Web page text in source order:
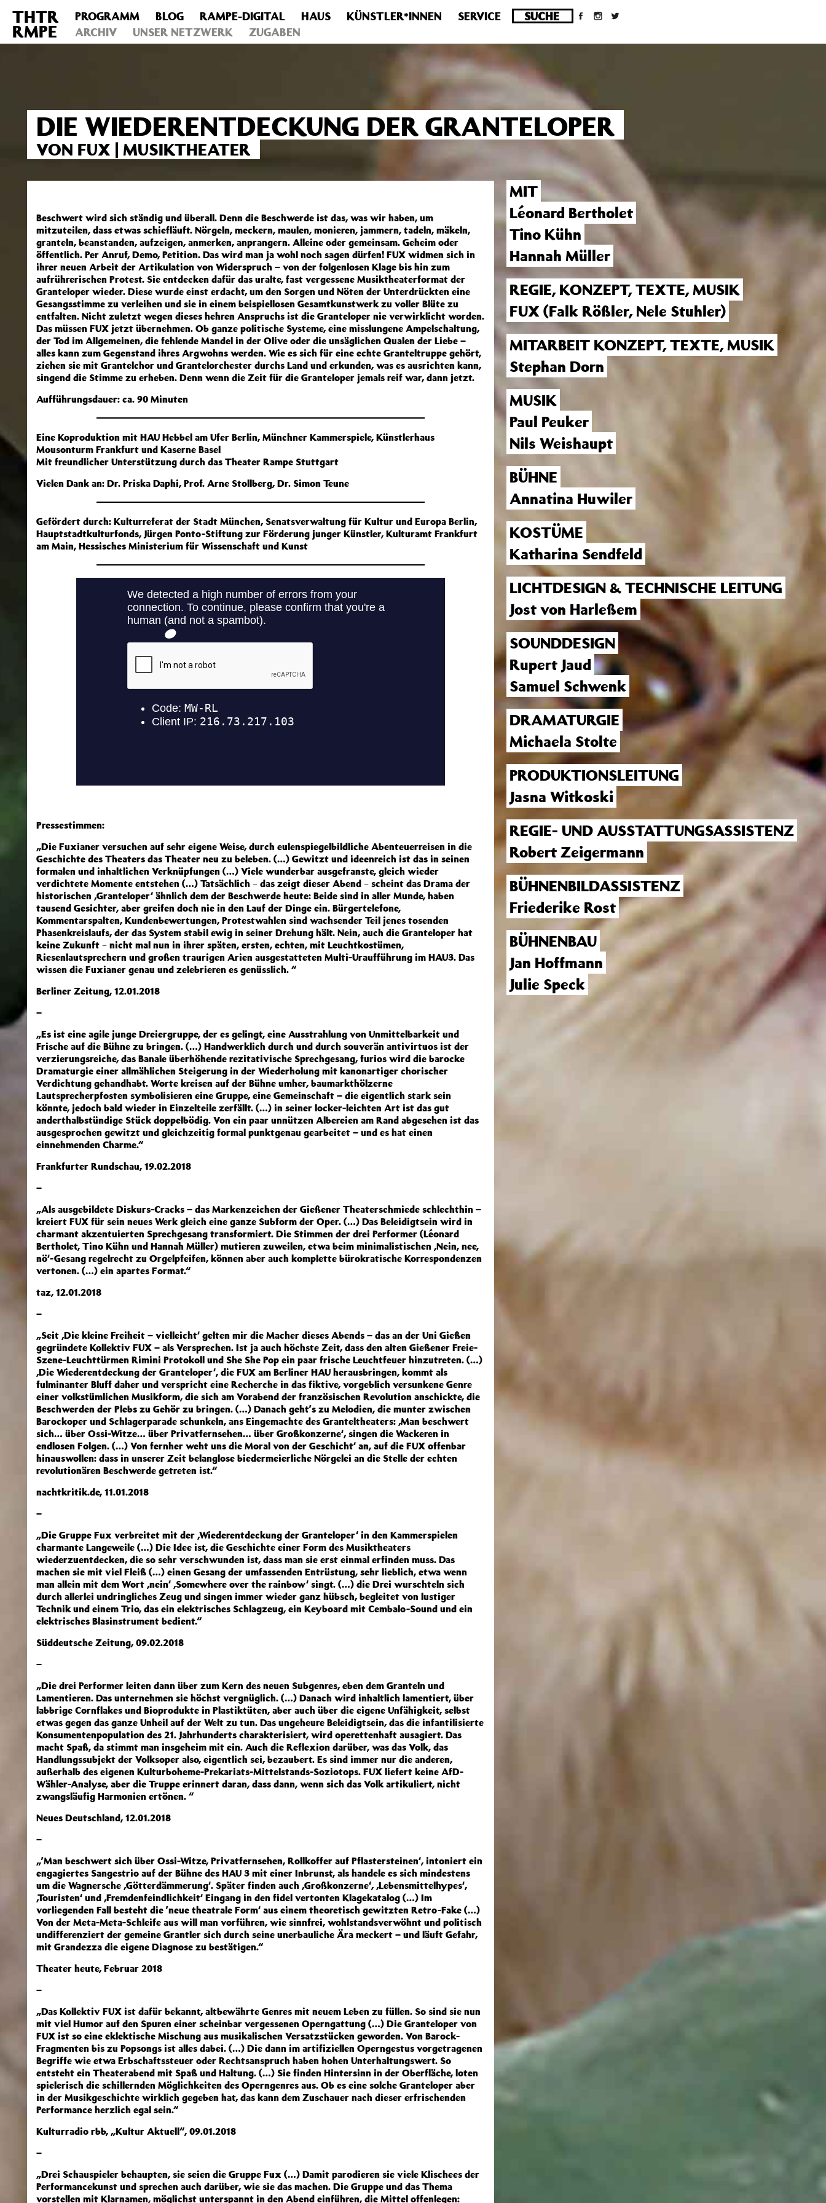
Deprecated : Die Funktion post_permalink ist seit Version 4.4.0 veraltet! Verwende stattdessen get_permalink(). in
/homepages/10/d43051023/htdocs/wordpress/wp-
includes/functions.phpon line6031
THTR
RMPE
PROGRAMM BLOG RAMPE-DIGITAL HAUS KÜNSTLER*INNEN
SERVICE
ARCHIV
UNSER NETZWERK ZUGABEN
DIE WIEDERENTDECKUNG DER GRANTELOPER
VON FUX | MUSIKTHEATER
Beschwert wird sich ständig und überall. Denn die Beschwerde ist das, was wir haben, um
mitzuteilen, dass etwas schiefläuft. Nörgeln, meckern, maulen, monieren, jammern, tadeln, mäkeln,
granteln, beanstanden, aufzeigen, anmerken, anprangern. Alleine oder gemeinsam. Geheim oder
öffentlich. Per Anruf, Demo, Petition. Das wird man ja wohl noch sagen dürfen! FUX widmen sich in
ihrer neuen Arbeit der Artikulation von Widerspruch – von der folgenlosen Klage bis hin zum
aufrührerischen Protest. Sie entdecken dafür das uralte, fast vergessene Musiktheaterformat der
Granteloper wieder. Diese wurde einst erdacht, um den Sorgen und Nöten der Unterdrückten eine
Gesangsstimme zu verleihen und sie in einem beispiellosen Gesamtkunstwerk zu voller Blüte zu
entfalten. Nicht zuletzt wegen dieses hehren Anspruchs ist die Granteloper nie verwirklicht worden.
Das müssen FUX jetzt übernehmen. Ob ganze politische Systeme, eine misslungene Ampelschaltung,
der Tod im Allgemeinen, die fehlende Mandel in der Olive oder die unsäglichen Qualen der Liebe –
alles kann zum Gegenstand ihres Argwohns werden. Wie es sich für eine echte Granteltruppe gehört,
ziehen sie mit Grantelchor und Grantelorchester durchs Land und erkunden, was es ausrichten kann,
singend die Stimme zu erheben. Denn wenn die Zeit für die Granteloper jemals reif war, dann jetzt.
Aufführungsdauer: ca. 90 Minuten
Eine Koproduktion mit HAU Hebbel am Ufer Berlin, Münchner Kammerspiele, Künstlerhaus
Mousonturm Frankfurt und Kaserne Basel
Mit freundlicher Unterstützung durch das Theater Rampe Stuttgart
Vielen Dank an: Dr. Priska Daphi, Prof. Arne Stollberg, Dr. Simon Teune
Gefördert durch: Kulturreferat der Stadt München, Senatsverwaltung für Kultur und Europa Berlin,
Hauptstadtkulturfonds, Jürgen Ponto-Stiftung zur Förderung junger Künstler, Kulturamt Frankfurt
am Main, Hessisches Ministerium für Wissenschaft und Kunst
Pressestimmen:
„Die Fuxianer versuchen auf sehr eigene Weise, durch eulenspiegelbildliche Abenteuerreisen in die
Geschichte des Theaters das Theater neu zu beleben. (…) Gewitzt und ideenreich ist das in seinen
formalen und inhaltlichen Verknüpfungen (…) Viele wunderbar ausgefranste, gleich wieder
verdichtete Momente entstehen (…) Tatsächlich − das zeigt dieser Abend − scheint das Drama der
historischen ‚Granteloper‘ ähnlich dem der Beschwerde heute: Beide sind in aller Munde, haben
tausend Gesichter, aber greifen doch nie in den Lauf der Dinge ein. Bürgertelefone,
Kommentarspalten, Kundenbewertungen, Protestwahlen sind wachsender Teil jenes tosenden
Phasenkreislaufs, der das System stabil ewig in seiner Drehung hält. Nein, auch die Granteloper hat
keine Zukunft − nicht mal nun in ihrer späten, ersten, echten, mit Leuchtkostümen,
Riesenlautsprechern und großen traurigen Arien ausgestatteten Multi-Uraufführung im HAU3. Das
wissen die Fuxianer genau und zelebrieren es genüsslich. “
Berliner Zeitung, 12.01.2018
–
„Es ist eine agile junge Dreiergruppe, der es gelingt, eine Ausstrahlung von Unmittelbarkeit und
Frische auf die Bühne zu bringen. (…) Handwerklich durch und durch souverän antivirtuos ist der
verzierungsreiche, das Banale überhöhende rezitativische Sprechgesang, furios wird die barocke
Dramaturgie einer allmählichen Steigerung in der Wiederholung mit kanonartiger chorischer
Verdichtung gehandhabt. Worte kreisen auf der Bühne umher, baumarkthölzerne
Lautsprecherpfosten symbolisieren eine Gruppe, eine Gemeinschaft – die eigentlich stark sein
könnte, jedoch bald wieder in Einzelteile zerfällt. (…) in seiner locker-leichten Art ist das gut
anderthalbstündige Stück doppelbödig. Von ein paar unnützen Albereien am Rand abgesehen ist das
ausgesprochen gewitzt und gleichzeitig formal punktgenau gearbeitet – und es hat einen
einnehmenden Charme.“
Frankfurter Rundschau, 19.02.2018
–
„Als ausgebildete Diskurs-Cracks – das Markenzeichen der Gießener Theaterschmiede schlechthin –
kreiert FUX für sein neues Werk gleich eine ganze Subform der Oper. (…) Das Beleidigtsein wird in
charmant akzentuierten Sprechgesang transformiert. Die Stimmen der drei Performer (Léonard
Bertholet, Tino Kühn und Hannah Müller) mutieren zuweilen, etwa beim minimalistischen ‚Nein, nee,
nö‘-Gesang regelrecht zu Orgelpfeifen, können aber auch komplette bürokratische Korrespondenzen
vertonen. (…) ein apartes Format.“
taz, 12.01.2018
–
„Seit ‚Die kleine Freiheit – vielleicht‘ gelten mir die Macher dieses Abends – das an der Uni Gießen
gegründete Kollektiv FUX – als Versprechen. Ist ja auch höchste Zeit, dass den alten Gießener Freie-
Szene-Leuchttürmen Rimini Protokoll und She She Pop ein paar frische Leuchtfeuer hinzutreten. (…)
‚Die Wiederentdeckung der Granteloper‘, die FUX am Berliner HAU herausbringen, kommt als
fulminanter Bluff daher und verspricht eine Recherche in das fiktive, vorgeblich versunkene Genre
einer volkstümlichen Musikform, die sich am Vorabend der französischen Revolution anschickte, die
Beschwerden der Plebs zu Gehör zu bringen. (…) Danach geht’s zu Melodien, die munter zwischen
Barockoper und Schlagerparade schunkeln, ans Eingemachte des Granteltheaters: ‚Man beschwert
sich… über Ossi-Witze… über Privatfernsehen… über Großkonzerne‘, singen die Wackeren in
endlosen Folgen. (…) Von fernher weht uns die Moral von der Geschicht‘ an, auf die FUX offenbar
hinauswollen: dass in unserer Zeit belanglose biedermeierliche Nörgelei an die Stelle der echten
revolutionären Beschwerde getreten ist.“
nachtkritik.de, 11.01.2018
–
„Die Gruppe Fux verbreitet mit der ‚Wiederentdeckung der Granteloper‘ in den Kammerspielen
charmante Langeweile (…) Die Idee ist, die Geschichte einer Form des Musiktheaters
wiederzuentdecken, die so sehr verschwunden ist, dass man sie erst einmal erfinden muss. Das
machen sie mit viel Fleiß (…) einen Gesang der umfassenden Entrüstung, sehr lieblich, etwa wenn
man allein mit dem Wort ‚nein‘ ‚Somewhere over the rainbow‘ singt. (…) die Drei wurschteln sich
durch allerlei undringliches Zeug und singen immer wieder ganz hübsch, begleitet von lustiger
Technik und einem Trio, das ein elektrisches Schlagzeug, ein Keyboard mit Cembalo-Sound und ein
elektrisches Blasinstrument bedient.“
Süddeutsche Zeitung, 09.02.2018
–
„Die drei Performer leiten dann über zum Kern des neuen Subgenres, eben dem Granteln und
Lamentieren. Das unternehmen sie höchst vergnüglich. (…) Danach wird inhaltlich lamentiert, über
labbrige Cornflakes und Bioprodukte in Plastiktüten, aber auch über die eigene Unfähigkeit, selbst
etwas gegen das ganze Unheil auf der Welt zu tun. Das ungeheure Beleidigtsein, das die infantilisierte
Konsumentenpopulation des 21. Jahrhunderts charakterisiert, wird operettenhaft ausagiert. Das
macht Spaß, da stimmt man insgeheim mit ein. Auch die Reflexion darüber, was das Volk, das
Handlungssubjekt der Volksoper also, eigentlich sei, bezaubert. Es sind immer nur die anderen,
außerhalb des eigenen Kulturboheme-Prekariats-Mittelstands-Soziotops. FUX liefert keine AfD-
Wähler-Analyse, aber die Truppe erinnert daran, dass dann, wenn sich das Volk artikuliert, nicht
zwangsläufig Harmonien ertönen. “
Neues Deutschland, 12.01.2018
–
„’Man beschwert sich über Ossi-Witze, Privatfernsehen, Rollkoffer auf Pflastersteinen‘, intoniert ein
engagiertes Sangestrio auf der Bühne des HAU 3 mit einer Inbrunst, als handele es sich mindestens
um die Wagnersche ‚Götterdämmerung‘. Später finden auch ‚Großkonzerne‘, ‚Lebensmittelhypes‘,
‚Touristen‘ und ‚Fremdenfeindlichkeit‘ Eingang in den fidel vertonten Klagekatalog (…) Im
vorliegenden Fall besteht die ’neue theatrale Form‘ aus einem theoretisch gewitzten Retro-Fake (…)
Von der Meta-Meta-Schleife aus will man vorführen, wie sinnfrei, wohlstandsverwöhnt und politisch
undifferenziert der gemeine Grantler sich durch seine unerbauliche Ära meckert – und läuft Gefahr,
mit Grandezza die eigene Diagnose zu bestätigen.“
Theater heute, Februar 2018
–
„Das Kollektiv FUX ist dafür bekannt, altbewährte Genres mit neuem Leben zu füllen. So sind sie nun
mit viel Humor auf den Spuren einer scheinbar vergessenen Operngattung (…) Die Granteloper von
FUX ist so eine eklektische Mischung aus musikalischen Versatzstücken geworden. Von Barock-
Fragmenten bis zu Popsongs ist alles dabei. (…) Die dann im artifiziellen Operngestus vorgetragenen
Begriffe wie etwa Erbschaftssteuer oder Rechtsanspruch haben hohen Unterhaltungswert. So
entsteht ein Theaterabend mit Spaß und Haltung. (…) Sie finden Hintersinn in der Oberfläche, loten
spielerisch die schillernden Möglichkeiten des Operngenres aus. Ob es eine solche Granteloper aber
in der Musikgeschichte wirklich gegeben hat, das kann dem Zuschauer nach dieser erfrischenden
Performance herzlich egal sein.“
Kulturradio rbb, „Kultur Aktuell“, 09.01.2018
–
„Drei Schauspieler behaupten, sie seien die Gruppe Fux (…) Damit parodieren sie viele Klischees der
Performancekunst und sprechen auch darüber, wie sie das machen. Die Gruppe und das Thema
vorstellen mit Klarnamen, möglichst unterspannt in den Abend einführen, die Mittel offenlegen:
MIT
Léonard Bertholet
Tino Kühn
Hannah Müller
REGIE, KONZEPT, TEXTE, MUSIK
FUX(Falk Rößler, Nele Stuhler)
MITARBEIT KONZEPT, TEXTE, MUSIK
Stephan Dorn
MUSIK
Paul Peuker
Nils Weishaupt
BÜHNE
Annatina Huwiler
KOSTÜME
Katharina Sendfeld
LICHTDESIGN & TECHNISCHE LEITUNG
Jost von Harleßem
SOUNDDESIGN
Rupert Jaud
Samuel Schwenk
DRAMATURGIE
Michaela Stolte
PRODUKTIONSLEITUNG
Jasna Witkoski
REGIE- UND AUSSTATTUNGSASSISTENZ
Robert Zeigermann
BÜHNENBILDASSISTENZ
Friederike Rost
BÜHNENBAU
Jan Hoffmann
Julie Speck